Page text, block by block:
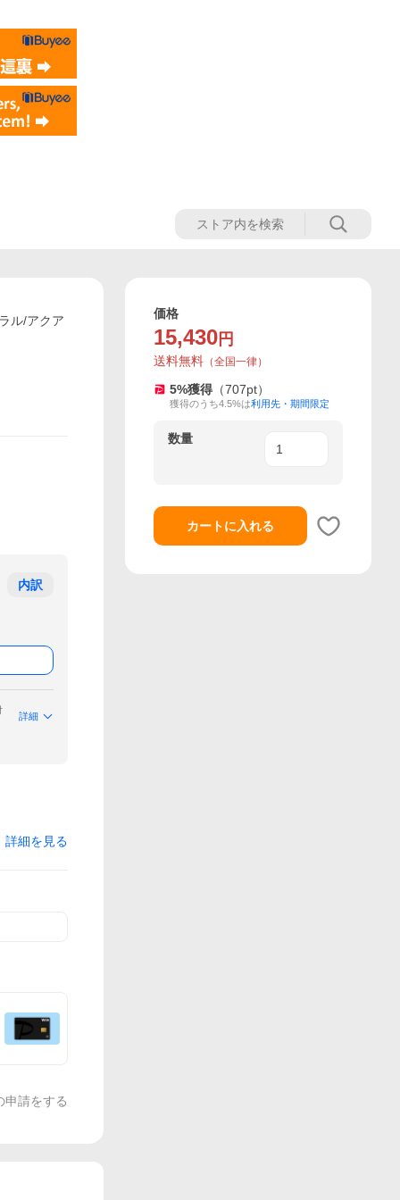
ル/アクア
内訳
詳細
詳細を見る
申請をする
価格
15,430 円
送料無料 （全国一律）
5%獲得 （707pt）
獲得のうち4.5%は利用先・期間限定
数量
カートに入れる